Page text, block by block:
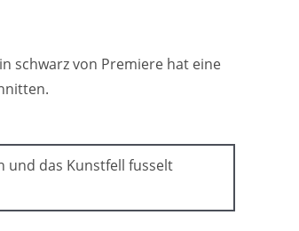
schwarz von Premiere hat eine
und das Kunstfell fusselt